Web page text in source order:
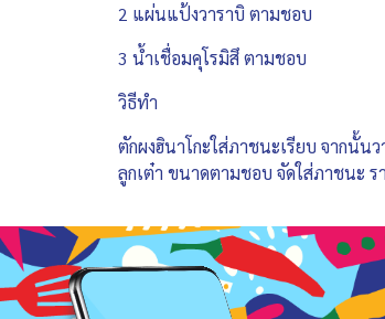
2 แผ่นแป้งวาราบิ ตามชอบ
3 น้ำเชื่อมคุโรมิสึ ตามชอบ
วิธีทำ
ตักผงฮินาโกะใส่ภาชนะเรียบ จากนั้
ลูกเต๋า ขนาดตามชอบ จัดใส่ภาชนะ